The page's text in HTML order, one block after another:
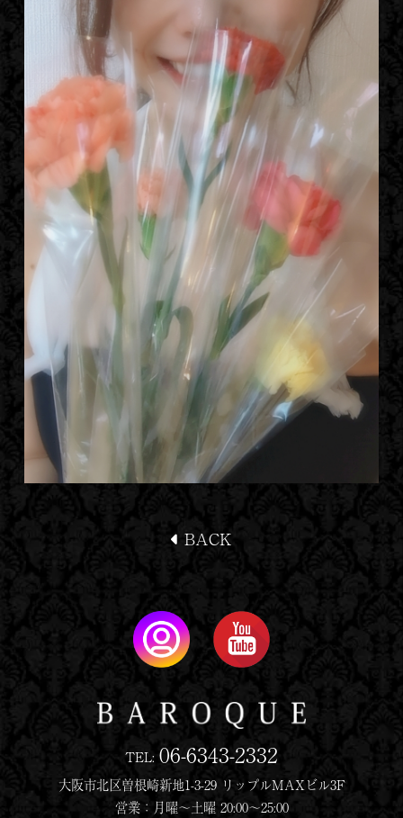
BACK
TEL: 06-6343-2332
大阪市北区曽根崎新地1-3-29 リップルMAXビル3F
営業：月曜〜土曜 20:00〜25:00